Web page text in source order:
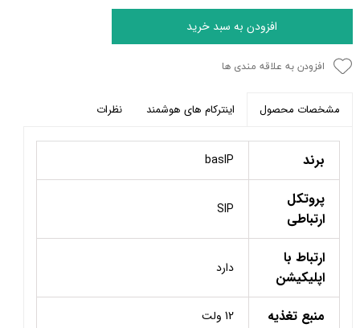
افزودن به سبد خرید
افزودن به علاقه مندی ها
مشخصات محصول اینترکام های هوشمند نظرات
برند basIP
پروتکل
ارتباطی
SIP
ارتباط با
اپلیکیشن
دارد
منبع تغذیه 12 ولت